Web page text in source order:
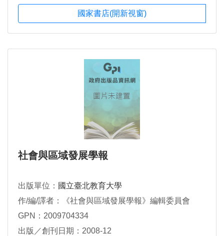
國家書店(開新視窗)
社會與區域發展學報
出版單位： 國立臺北教育大學
作/編/譯者：《社會與區域發展學報》編輯委員會
GPN：2009704334
出版／創刊日期：2008-12